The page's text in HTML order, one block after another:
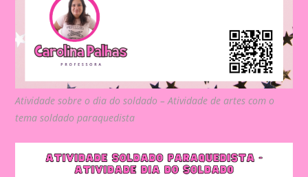
Atividade sobre o dia do soldado – Atividade de artes com o
tema soldado paraquedista